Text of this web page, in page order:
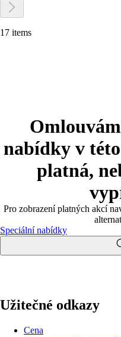
17 items
nabídky v
platná,
Pro zobrazení platných akcí
Speciální nabídky
Užitečné odkazy
Cena